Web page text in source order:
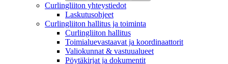
Curlingliiton yhteystiedot
Laskutusohjeet
Curlingliiton hallitus ja toiminta
Curlingliiton hallitus
Toimialuevastaavat ja koordinaattorit
Valiokunnat & vastuualueet
Pöytäkirjat ja dokumentit